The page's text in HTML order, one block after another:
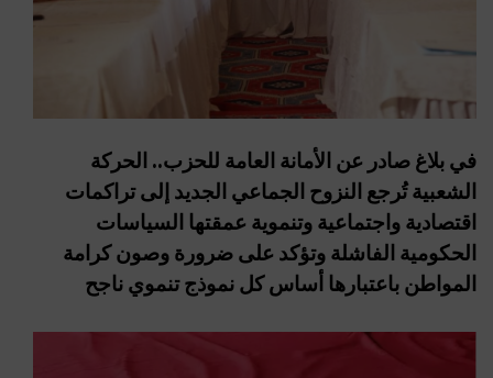
في بلاغ صادر عن الأمانة العامة للحزب.. الحركة
الشعبية تُرجع النزوح الجماعي الجديد إلى تراكمات
اقتصادية واجتماعية وتنموية عمقتها السياسات
الحكومية الفاشلة وتؤكد على ضرورة وصون كرامة
المواطن باعتبارها أساس كل نموذج تنموي ناجح